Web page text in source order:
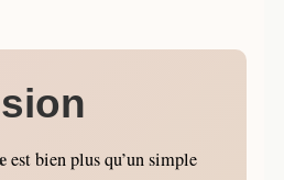
est bien plus qu’un simple